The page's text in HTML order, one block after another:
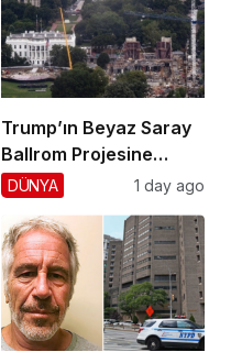
Trump’ın Beyaz Saray
Ballrom Projesine
Durdurma
DÜNYA 1 day ago